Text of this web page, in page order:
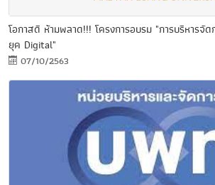
โอกาสดี ห้ามพลาด!!! โครงการอบรม "การบริหารจัด
ยุค Digital"
07/10/2563